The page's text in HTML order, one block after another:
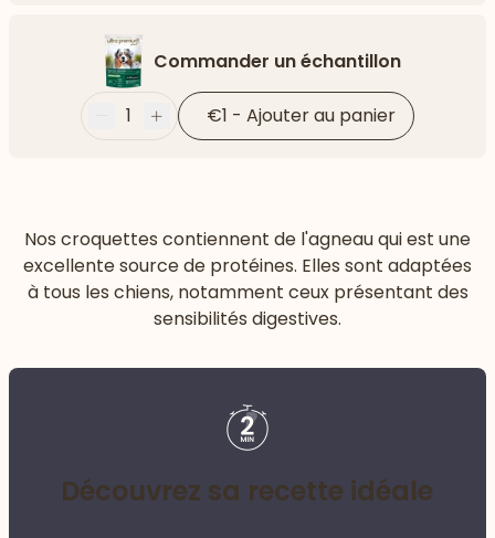
Commander un échantillon
Moins
1 Plus €1 - Ajouter au panier
Nos croquettes contiennent de l'agneau qui est une
excellente source de protéines. Elles sont adaptées
à tous les chiens, notamment ceux présentant des
sensibilités digestives.
Découvrez sa recette idéale